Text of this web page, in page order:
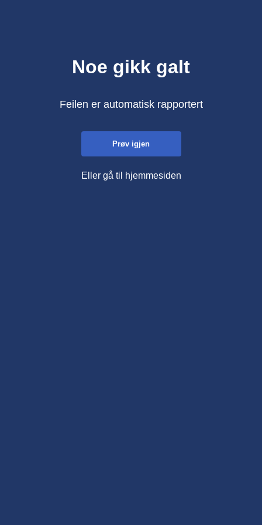
Noe gikk galt
Feilen er automatisk rapportert
Prøv igjen
Eller gå til hjemmesiden